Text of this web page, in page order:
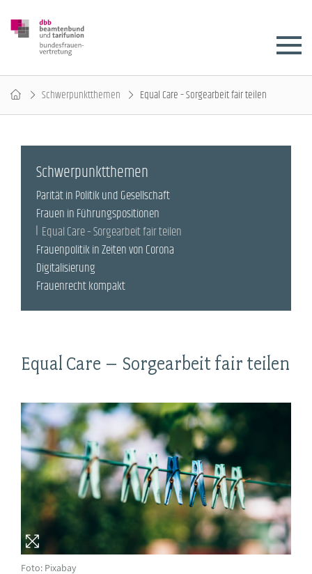
Schwerpunktthemen Equal Care – Sorgearbeit fair teilen
Equal Care – Sorgearbeit fair teilen
Foto: Pixabay
Schwerpunktthemen
Parität in Politik und Gesellschaft
Frauen in Führungspositionen
Equal Care – Sorgearbeit fair teilen
Frauenpolitik in Zeiten von Corona
Digitalisierung
Frauenrecht kompakt